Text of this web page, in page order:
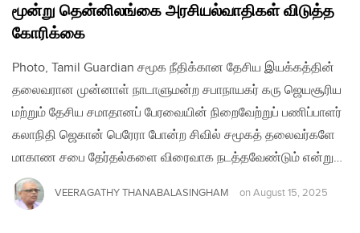
மூன்று தென்னிலங்கை அரசியல்வாதிகள் விடுத்த
கோரிக்கை
Photo, Tamil Guardian சமூக நீதிக்கான தேசிய இயக்கத்தின்
தலைவரான முன்னாள் நாடாளுமன்ற சபாநாயகர் கரு ஜெயசூரிய
மற்றும் தேசிய சமாதானப் பேரவையின் நிறைவேற்றுப் பணிப்பாளர்
கலாநிதி ஜெகான் பெரேரா போன்ற சிவில் சமூகத் தலைவர்களே
மாகாண சபை தேர்தல்களை விரைவாக நடத்தவேண்டும் என்று…
VEERAGATHY THANABALASINGHAM on August 15, 2025